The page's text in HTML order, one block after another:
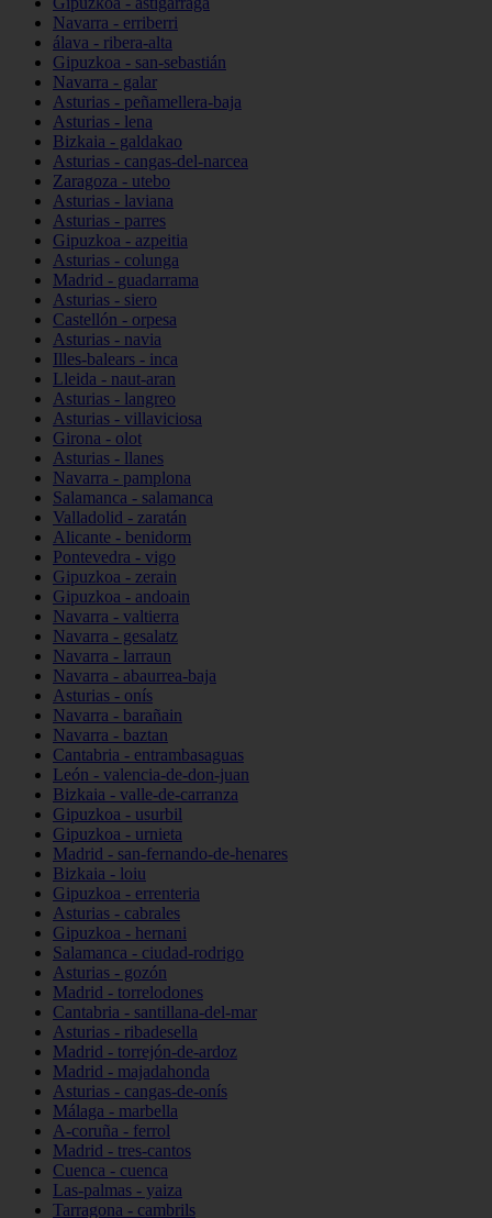
Navarra - erriberri
álava - ribera-alta
Gipuzkoa - san-sebastián
Navarra - galar
Asturias - peñamellera-baja
Asturias - lena
Bizkaia - galdakao
Asturias - cangas-del-narcea
Zaragoza - utebo
Asturias - laviana
Asturias - parres
Gipuzkoa - azpeitia
Asturias - colunga
Madrid - guadarrama
Asturias - siero
Castellón - orpesa
Asturias - navia
Illes-balears - inca
Lleida - naut-aran
Asturias - langreo
Asturias - villaviciosa
Girona - olot
Asturias - llanes
Navarra - pamplona
Salamanca - salamanca
Valladolid - zaratán
Alicante - benidorm
Pontevedra - vigo
Gipuzkoa - zerain
Gipuzkoa - andoain
Navarra - valtierra
Navarra - gesalatz
Navarra - larraun
Navarra - abaurrea-baja
Asturias - onís
Navarra - barañain
Navarra - baztan
Cantabria - entrambasaguas
León - valencia-de-don-juan
Bizkaia - valle-de-carranza
Gipuzkoa - usurbil
Gipuzkoa - urnieta
Madrid - san-fernando-de-henares
Bizkaia - loiu
Gipuzkoa - errenteria
Asturias - cabrales
Gipuzkoa - hernani
Salamanca - ciudad-rodrigo
Asturias - gozón
Madrid - torrelodones
Cantabria - santillana-del-mar
Asturias - ribadesella
Madrid - torrejón-de-ardoz
Madrid - majadahonda
Asturias - cangas-de-onís
Málaga - marbella
A-coruña - ferrol
Madrid - tres-cantos
Cuenca - cuenca
Las-palmas - yaiza
Tarragona - cambrils